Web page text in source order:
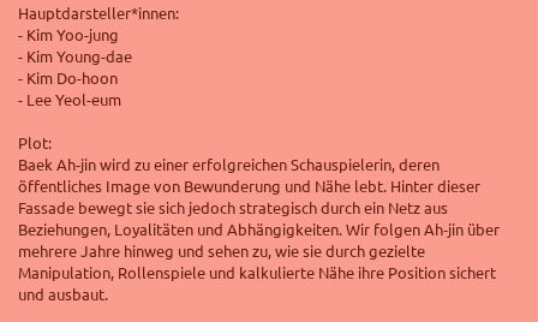
Hauptdarsteller*innen:
- Kim Yoo-jung
- Kim Young-dae
- Kim Do-hoon
- Lee Yeol-eum
Plot:
Baek Ah‑jin wird zu einer erfolgreichen Schauspielerin, deren
öffentliches Image von Bewunderung und Nähe lebt. Hinter dieser
Fassade bewegt sie sich jedoch strategisch durch ein Netz aus
Beziehungen, Loyalitäten und Abhängigkeiten. Wir folgen Ah‑jin über
mehrere Jahre hinweg und sehen zu, wie sie durch gezielte
Manipulation, Rollenspiele und kalkulierte Nähe ihre Position sichert
und ausbaut.